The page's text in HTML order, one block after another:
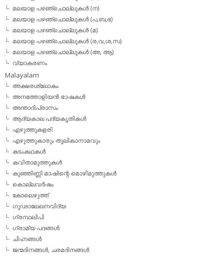
മലയാള പഴഞ്ചൊല്ലുകള്‍ (ന)
മലയാള പഴഞ്ചൊല്ലുകള്‍ (പ,ബ,ഭ)
മലയാള പഴഞ്ചൊല്ലുകള്‍ (മ)
മലയാള പഴഞ്ചൊല്ലുകള്‍ (ര,വ,ശ,സ)
മലയാള പഴഞ്ചൊല്ലുകൾ (അ, ആ)
വ്യാകരണം
Malayalam
അക്ഷരശ്ലോകം
അനത്തോളിയന്‍ ഭാഷകള്‍
അന്താദിപ്രാസം
ആദ്യകാല പദ്യകൃതികള്‍
എഴുത്തുകളരി
എഴുത്തുകാരും തൂലികാനാമവും
കടംകഥകള്‍
കവിതാമുത്തുകള്‍
കുഞ്ഞിണ്ണി മാഷിന്റെ മൊഴിമുത്തുകള്‍
കൊല്ലവര്‍ഷം
കോലെഴുത്ത്
ഗൂഢാലേഖനവിദ്യ
ഗ്രന്ഥലിപി
ഗ്രാമ്യ പദങ്ങള്‍
ചിഹ്നങ്ങള്‍
ജന്മദിനങ്ങള്‍, ചരമദിനങ്ങള്‍